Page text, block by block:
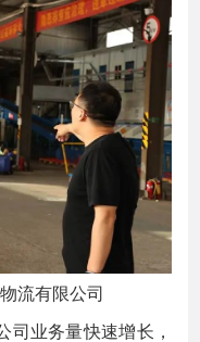
流有限公司
业务量快速增长，